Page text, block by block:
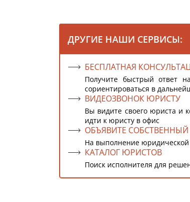
ДРУГИЕ НАШИ СЕРВИСЫ:
БЕСПЛАТНАЯ
Получите быстрый ответ
сориентироваться в
ВИДЕОЗВОНОК ЮРИСТУ
Вы видите своего юриста и
идти к юристу в офис
ОБЪЯВИТЕ СОБСТВЕННЫЙ
На выполнение юридической
КАТАЛОГ ЮРИСТОВ
Поиск исполнителя для